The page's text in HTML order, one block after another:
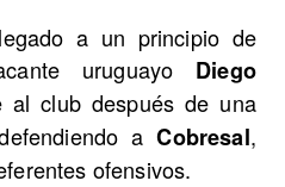
a un principio de
uruguayo Diego
al club después de una
aCobresal,
ofensivos.